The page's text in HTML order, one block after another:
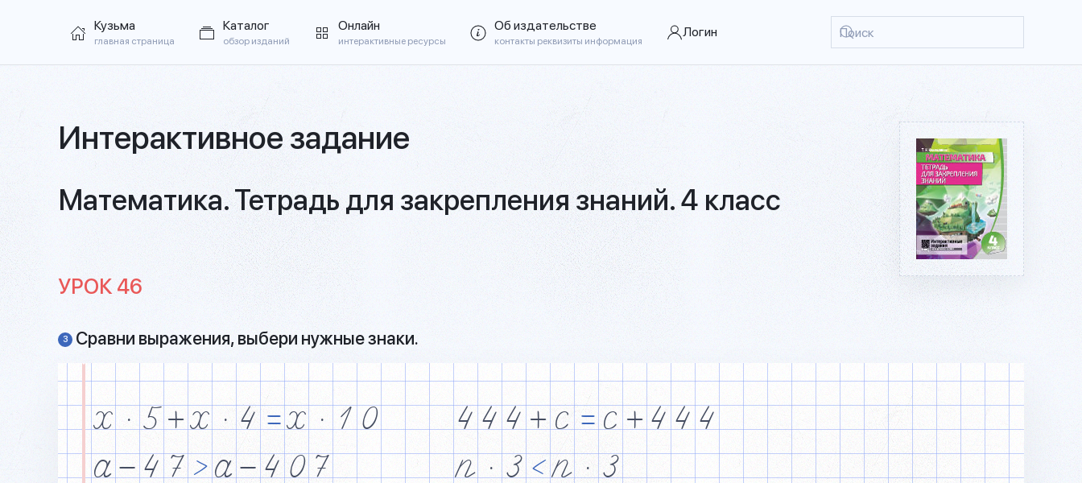
Кузьма
главная страница
Каталог
обзор изданий
Онлайн
интерактивные ресурсы
Об издательстве
контакты реквизиты информация
Логин
Интерактивное задание
Математика. Тетрадь для закрепления знаний. 4 класс
УРОК 46
3 Сравни выражения, выбери нужные знаки.
x · 5 +x · 4 =x · 1 0 4 4 4 + c = c + 4 4 4
a & 4 7 > a & 4 0 7 n · 3 <n · 3